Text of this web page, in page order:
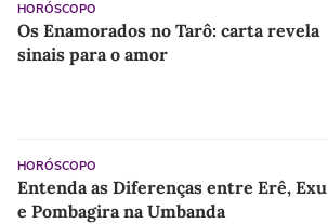
HORÓSCOPO
Os Enamorados no Tarô: carta revela
sinais para o amor
HORÓSCOPO
Entenda as Diferenças entre Erê, Exu
e Pombagira na Umbanda